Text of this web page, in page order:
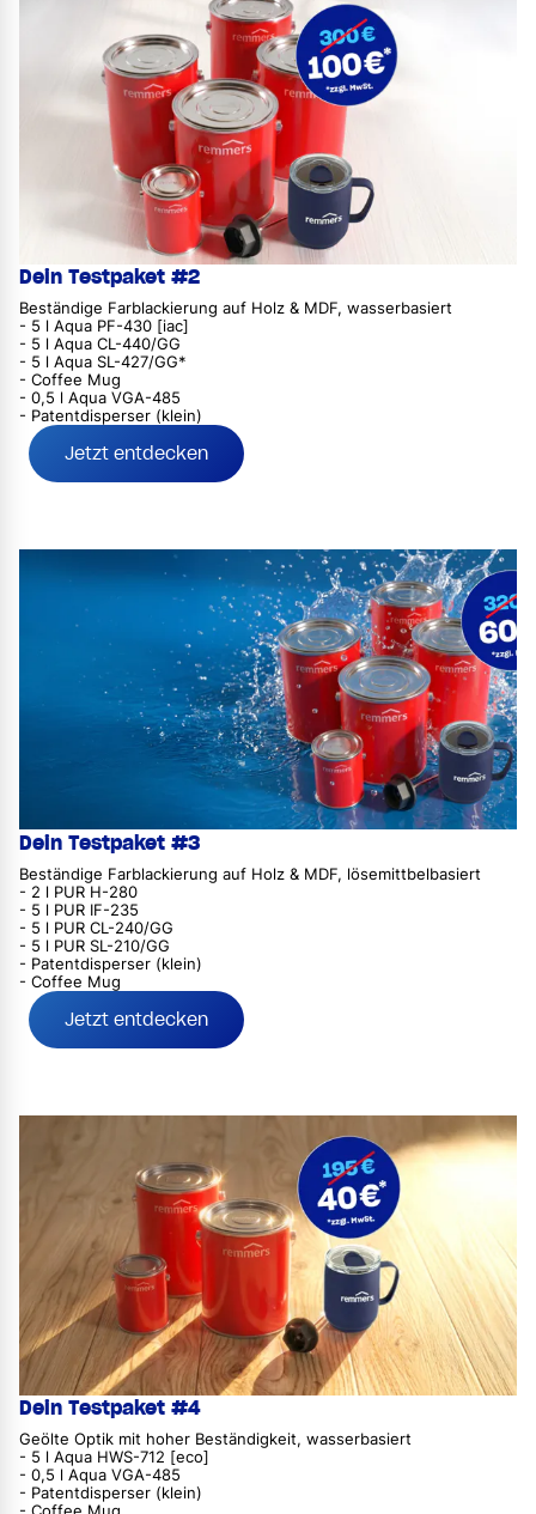
Dein Testpaket #2
Beständige Farblackierung auf Holz & MDF, wasserbasiert
- 5 l Aqua PF-430 [iac]
- 5 l Aqua CL-440/GG
- 5 l Aqua SL-427/GG*
- Coffee Mug
- 0,5 l Aqua VGA-485
- Patentdisperser (klein)
Jetzt entdecken
Dein Testpaket #3
Beständige Farblackierung auf Holz & MDF, lösemittbelbasiert
- 2 l PUR H-280
- 5 l PUR IF-235
- 5 l PUR CL-240/GG
- 5 l PUR SL-210/GG
- Patentdisperser (klein)
- Coffee Mug
Jetzt entdecken
Dein Testpaket #4
Geölte Optik mit hoher Beständigkeit, wasserbasiert
- 5 l Aqua HWS-712 [eco]
- 0,5 l Aqua VGA-485
- Patentdisperser (klein)